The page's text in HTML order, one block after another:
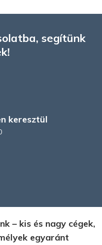
segítünk
keresztül
– kis és nagy cégek,
egyaránt